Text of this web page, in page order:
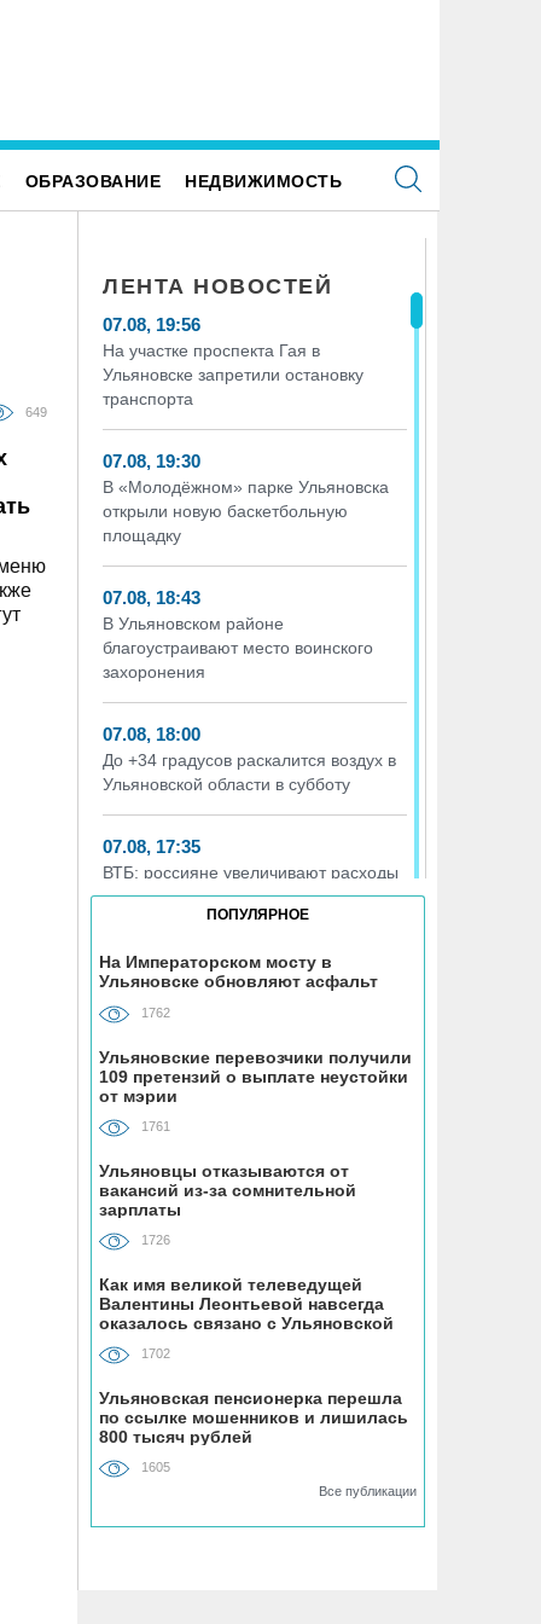
ОБРАЗОВАНИЕ НЕДВИЖИМОСТЬ
649
меню
ЛЕНТА НОВОСТЕЙ
07.08, 19:56
На участке проспекта Гая в
Ульяновске запретили остановку
транспорта
07.08, 19:30
В «Молодёжном» парке Ульяновска
открыли новую баскетбольную
площадку
07.08, 18:43
В Ульяновском районе
благоустраивают место воинского
захоронения
07.08, 18:00
До +34 градусов раскалится воздух в
Ульяновской области в субботу
07.08, 17:35
ВТБ: россияне увеличивают расходы
на спорт и здоровый образ жизни
07.08, 17:35
В Чердаклинском районе в ДТП
попал 14-летний подросток
07.08, 17:00
«Ульяновскэнерго» передали под
управление нового лидера из
07.08, 16:25
Ульяновец отдал мошенникам почти
машину из Европы
07.08, 16:00
УАЗ сделает гламурный внедорожник
для ведущей Первого канала
07.08, 15:25
На Центральном пляже Ульяновска
бассейну
ПОПУЛЯРНОЕ
На Императорском мосту в
Ульяновске обновляют асфальт
1762
Ульяновские перевозчики получили
109 претензий о выплате неустойки
от мэрии
1761
Ульяновцы отказываются от
вакансий из-за сомнительной
зарплаты
1726
Как имя великой телеведущей
Валентины Леонтьевой навсегда
оказалось связано с Ульяновской
областью
1702
Ульяновская пенсионерка перешла
по ссылке мошенников и лишилась
800 тысяч рублей
1605
Все публикации